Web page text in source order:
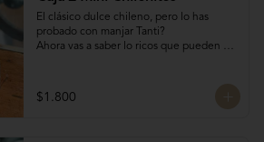
El clásico dulce chileno, pero lo has
probado con manjar Tanti?
Ahora vas a saber lo ricos que pueden
espolvoreados con azúcar flor.
Para dar un dulce especial en estas
$1.800